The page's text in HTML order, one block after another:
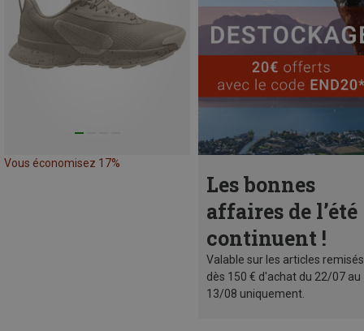
Vous économisez 17%
Les bonnes
affaires de l’été
continuent !
Valable sur les articles remisés
dès 150 € d'achat du 22/07 au
13/08 uniquement.